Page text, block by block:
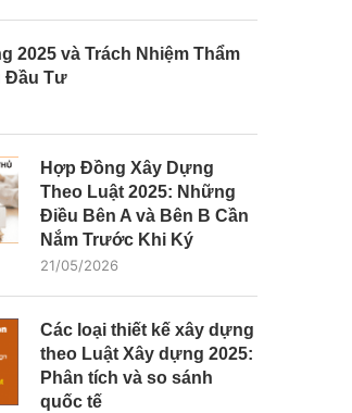
2025 và Trách Nhiệm Thẩm
Đầu Tư
Hợp Đồng Xây Dựng
Theo Luật 2025: Những
Điều Bên A và Bên B Cần
Nắm Trước Khi Ký
21/05/2026
Các loại thiết kế xây dựng
theo Luật Xây dựng 2025:
Phân tích và so sánh
quốc tế